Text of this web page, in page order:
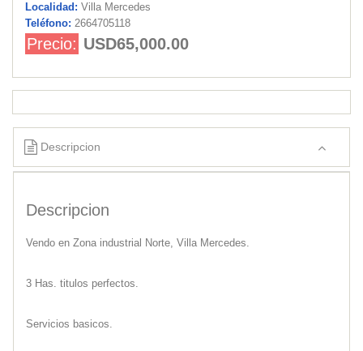
Localidad: Villa Mercedes
Teléfono: 2664705118
Precio: USD65,000.00
Descripcion
Descripcion
Vendo en Zona industrial Norte, Villa Mercedes.
3 Has. titulos perfectos.
Servicios basicos.